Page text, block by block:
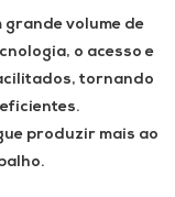
volume de
o acesso e
tornando
produzir mais ao